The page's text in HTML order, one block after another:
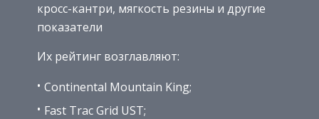
кросс-кантри, мягкость резины и другие
показатели
Их рейтинг возглавляют:
Continental Mountain King;
Fast Trac Grid UST;